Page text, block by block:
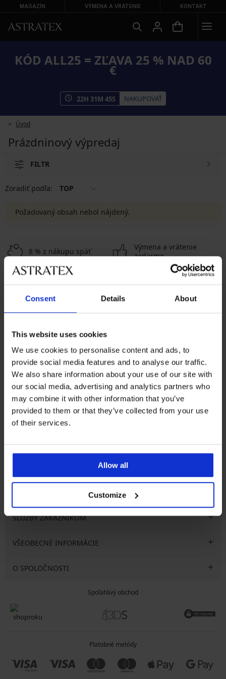
Consent Details About
This website uses cookies
We use cookies to personalise content and ads, to
provide social media features and to analyse our traffic.
We also share information about your use of our site with
our social media, advertising and analytics partners who
may combine it with other information that you’ve
provided to them or that they’ve collected from your use
of their services.
Allow all
Customize
MAGAZÍN VÝMENA A VRÁTENIE KONTAKT
KÓD ALL25 = ZĽAVA 25 % NAD 60
€
22H 31M 45S NAKUPOVAŤ
Úvod
Prázdninový výpredaj
FILTR
Zoradiť podľa: TOP
Požadovaný obsah nebol nájdený.
8 % z nákupu späť
Výmena a vrátenie
zadarmo
Výhodné poštovné
Chytrý sprievodca
02 205 703 40
info@astratex.sk
Newsletter
Prihláste sa do newsletteru a získajte
CHCEM ODOBERAŤ
SLUŽBY ZÁKAZNÍKOM
VŠEOBECNÉ INFORMÁCIE
O SPOLOČNOSTI
Spoľahlivý obchod
Platobné metódy